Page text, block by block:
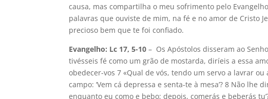
causa, mas compartilha o meu sofrimento pelo
palavras que ouviste de mim, na fé e no amor de Cristo
precioso bem que te foi confiado.
Evangelho: Lc 17, 5-10 – Os Apóstolos disseram ao
tivésseis fé como um grão de mostarda, diríeis a essa
obedecer-vos 7 «Qual de vós, tendo um servo a lavrar
campo: ‘Vem cá depressa e senta-te à mesa’? 8 Não
enquanto eu como e bebo; depois, comerás e beberás